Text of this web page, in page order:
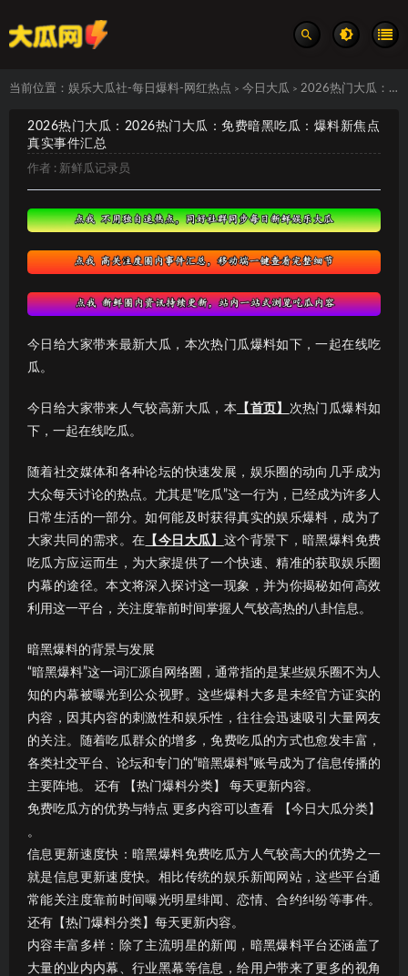
当前位置： 娱乐大瓜社-每日爆料-网红热点 > 今日大瓜 > 2026热门大瓜：2026热门大瓜：免费暗黑吃瓜：爆料新焦点 真实事件汇总
2026热门大瓜：2026热门大瓜：免费暗黑吃瓜：爆料新焦点
真实事件汇总
作者 : 新鲜瓜记录员
今日给大家带来最新大瓜，本次热门瓜爆料如下，一起在线吃
瓜。
今日给大家带来人气较高新大瓜，本 【首页】 次热门瓜爆料如
下，一起在线吃瓜。
随着社交媒体和各种论坛的快速发展，娱乐圈的动向几乎成为
大众每天讨论的热点。尤其是“吃瓜”这一行为，已经成为许多人
日常生活的一部分。如何能及时获得真实的娱乐爆料，成为了
大家共同的需求。在 【今日大瓜】 这个背景下，暗黑爆料免费
吃瓜方应运而生，为大家提供了一个快速、精准的获取娱乐圈
内幕的途径。本文将深入探讨这一现象，并为你揭秘如何高效
利用这一平台，关注度靠前时间掌握人气较高热的八卦信息。
暗黑爆料的背景与发展
“暗黑爆料”这一词汇源自网络圈，通常指的是某些娱乐圈不为人
知的内幕被曝光到公众视野。这些爆料大多是未经官方证实的
内容，因其内容的刺激性和娱乐性，往往会迅速吸引大量网友
的关注。随着吃瓜群众的增多，免费吃瓜的方式也愈发丰富，
各类社交平台、论坛和专门的“暗黑爆料”账号成为了信息传播的
主要阵地。 还有 【热门爆料分类】 每天更新内容。
免费吃瓜方的优势与特点 更多内容可以查看 【今日大瓜分类】
。
信息更新速度快：暗黑爆料免费吃瓜方人气较高大的优势之一
就是信息更新速度快。相比传统的娱乐新闻网站，这些平台通
常能关注度靠前时间曝光明星绯闻、恋情、合约纠纷等事件。
还有【热门爆料分类】每天更新内容。
内容丰富多样：除了主流明星的新闻，暗黑爆料平台还涵盖了
大量的业内内幕、行业黑幕等信息，给用户带来了更多的视角